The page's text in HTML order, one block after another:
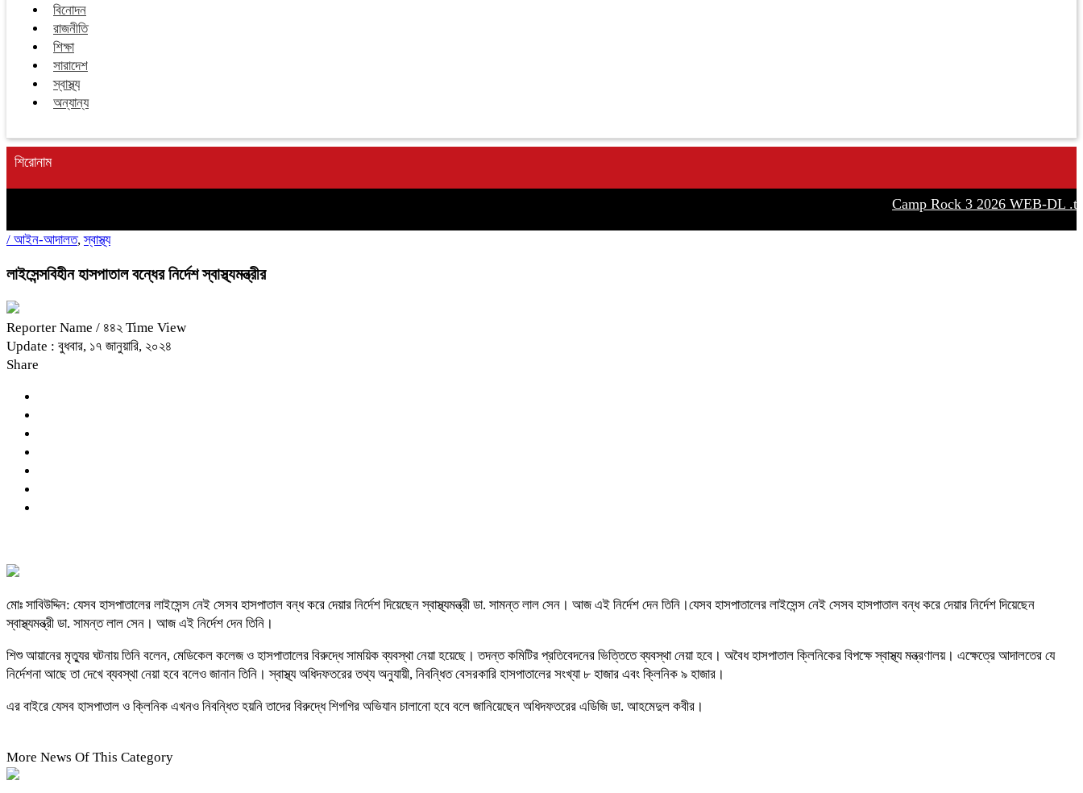
বিনোদন
রাজনীতি
শিক্ষা
সারাদেশ
স্বাস্থ্য
অন্যান্য
শিরোনাম
Camp Rock 3 2026 WEB-DL
/ আইন-আদালত,স্বাস্থ্য
লাইসেন্সবিহীন হাসপাতাল বন্ধের নির্দেশ স্বাস্থ্যমন্ত্রীর
Reporter Name / ৪৪২ Time View
Update : বুধবার, ১৭ জানুয়ারি, ২০২৪
Share
মোঃ সাবিউদ্দিন: যেসব হাসপাতালের লাইসেন্স নেই সেসব হাসপাতাল বন্ধ করে দেয়ার নির্দেশ দিয়েছেন স্বাস্থ্যমন্ত্রী ডা. সামন্ত লাল সেন। আজ এই নির্দেশ দেন তিনি।যেসব হাসপাতালের লাইসেন্স নেই সেসব হাসপাতাল বন্ধ করে দেয়ার নির্দেশ দিয়েছেন
স্বাস্থ্যমন্ত্রী ডা. সামন্ত লাল সেন। আজ এই নির্দেশ দেন তিনি।
শিশু আয়ানের মৃত্যুর ঘটনায় তিনি বলেন, মেডিকেল কলেজ ও হাসপাতালের বিরুদ্ধে সাময়িক ব্যবস্থা নেয়া হয়েছে। তদন্ত কমিটির প্রতিবেদনের ভিত্তিতে ব্যবস্থা নেয়া হবে। অবৈধ হাসপাতাল ক্লিনিকের বিপক্ষে স্বাস্থ্য মন্ত্রণালয়। এক্ষেত্রে আদালতের যে
নির্দেশনা আছে তা দেখে ব্যবস্থা নেয়া হবে বলেও জানান তিনি। স্বাস্থ্য অধিদফতরের তথ্য অনুযায়ী, নিবন্ধিত বেসরকারি হাসপাতালের সংখ্যা ৮ হাজার এবং ক্লিনিক ৯ হাজার।
এর বাইরে যেসব হাসপাতাল ও ক্লিনিক এখনও নিবন্ধিত হয়নি তাদের বিরুদ্ধে শিগগির অভিযান চালানো হবে বলে জানিয়েছেন অধিদফতরের এডিজি ডা. আহমেদুল কবীর।
More News Of This Category